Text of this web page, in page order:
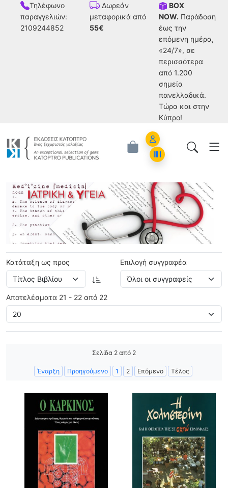
Τηλέφωνο
παραγγελιών:
2109244852
Δωρεάν
μεταφορικά από
55€
BOX
NOW. Παράδοση
έως την
επόμενη ημέρα,
«24/7», σε
περισσότερα
από 1.200
σημεία
πανελλαδικά.
Tώρα και στην
Κύπρο!
Account
Orders
Ιατρική και Υγεία
Κατάταξη ως προς Επιλογή συγγραφέα
Αποτελέσματα 21 - 22 από 22
Σελίδα 2 από 2
Έναρξη Προηγούμενο 1 2 Επόμενο Τέλος